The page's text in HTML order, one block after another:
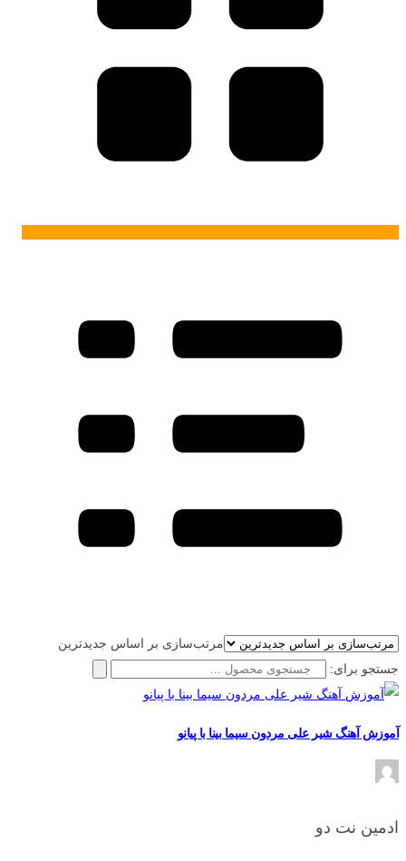
مرتب‌سازی بر اساس جدیدترین
جستجو برای:
آموزش آهنگ شیر علی مردون سیما بینا با پیانو
ادمین نت دو